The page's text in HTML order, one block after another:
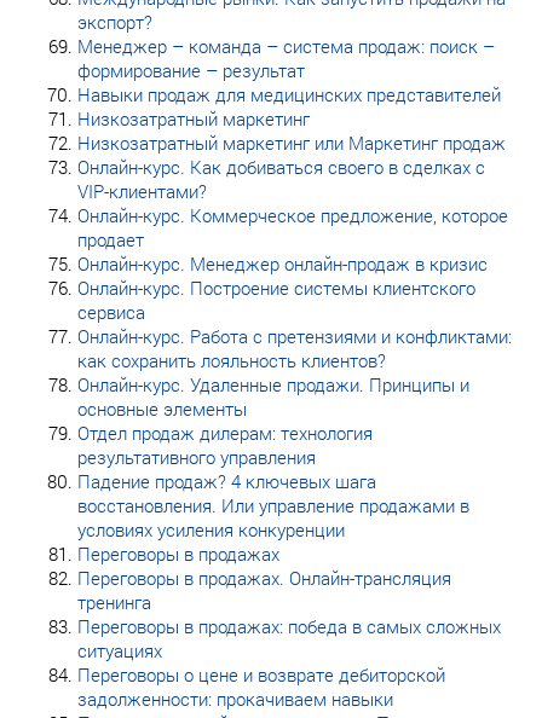
экспорт?
Менеджер – команда – система продаж: поиск –
формирование – результат
Навыки продаж для медицинских представителей
Низкозатратный маркетинг
Низкозатратный маркетинг или Маркетинг продаж
Онлайн-курс. Как добиваться своего в сделках с
VIP-клиентами?
Онлайн-курс. Коммерческое предложение, которое
продает
Онлайн-курс. Менеджер онлайн-продаж в кризис
Онлайн-курс. Построение системы клиентского
сервиса
Онлайн-курс. Работа с претензиями и конфликтами:
как сохранить лояльность клиентов?
Онлайн-курс. Удаленные продажи. Принципы и
основные элементы
Отдел продаж дилерам: технология
результативного управления
Падение продаж? 4 ключевых шага
восстановления. Или управление продажами в
условиях усиления конкуренции
Переговоры в продажах
Переговоры в продажах. Онлайн-трансляция
тренинга
Переговоры в продажах: победа в самых сложных
ситуациях
Переговоры о цене и возврате дебиторской
задолженности: прокачиваем навыки